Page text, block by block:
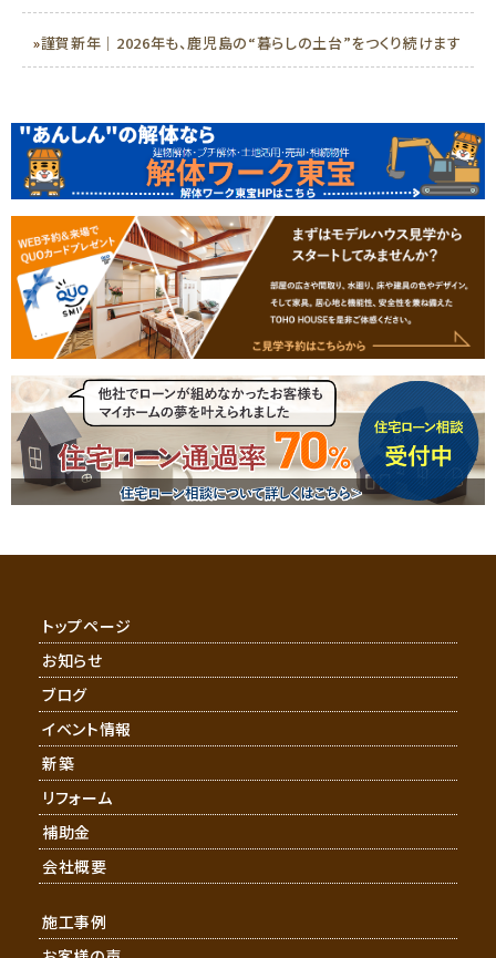
»謹賀新年｜2026年も、鹿児島の“暮らしの土台”をつくり続けます
トップページ
お知らせ
ブログ
イベント情報
新築
リフォーム
補助金
会社概要
施工事例